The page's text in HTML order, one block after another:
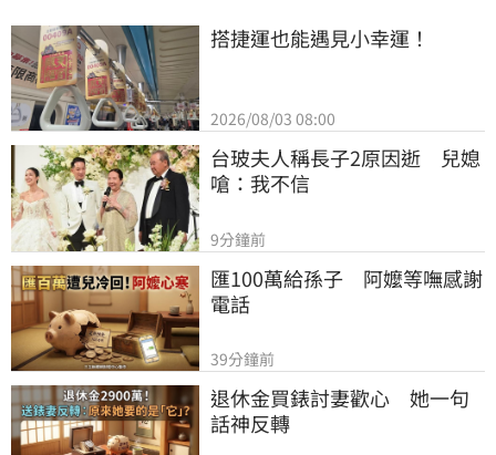
搭捷運也能遇見小幸運！
2026/08/03 08:00
台玻夫人稱長子2原因逝　兒媳
嗆：我不信
9分鐘前
匯100萬給孫子　阿嬤等嘸感謝
電話
39分鐘前
退休金買錶討妻歡心　她一句
話神反轉